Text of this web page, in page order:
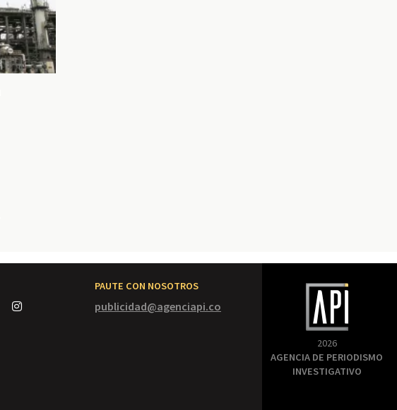
PAUTE CON NOSOTROS
publicidad@agenciapi.co
2026
AGENCIA DE PERIODISMO
INVESTIGATIVO